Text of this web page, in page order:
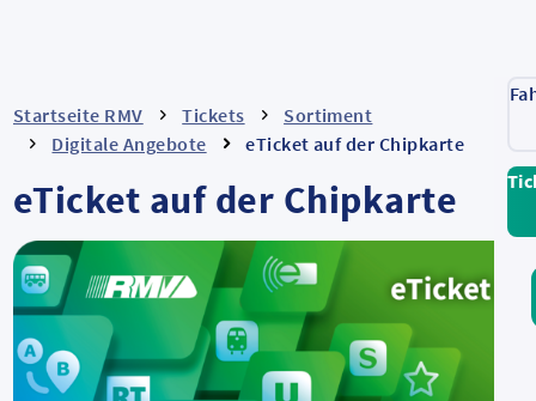
Startseite RMV Tickets
Sortiment
Digitale Angebote
eTicket auf der Chipkarte
eTicket auf der Chipkarte